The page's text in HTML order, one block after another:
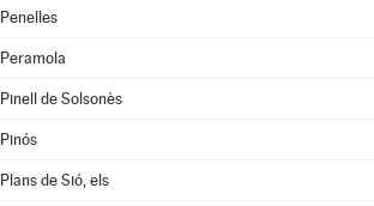
Penelles
Peramola
Pinell de Solsonès
Pinós
Plans de Sió, els